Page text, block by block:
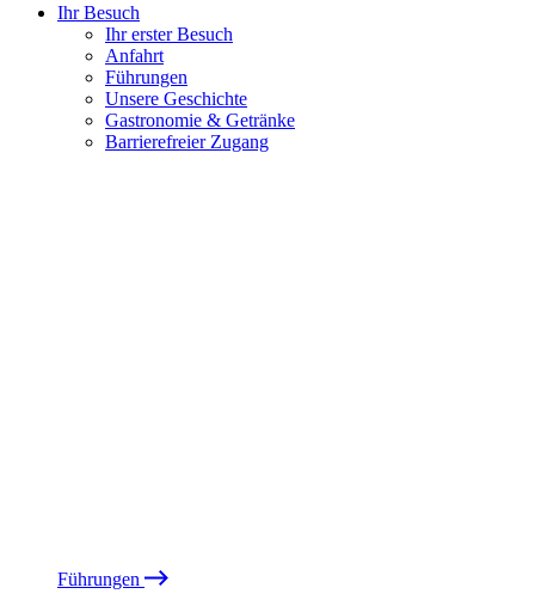
Ihr Besuch
Ihr erster Besuch
Anfahrt
Führungen
Unsere Geschichte
Gastronomie & Getränke
Barrierefreier Zugang
Führungen